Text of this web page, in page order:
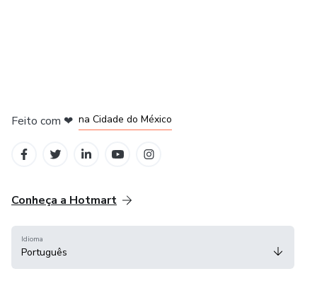
Feito com ❤ na Cidade do México
Conheça a Hotmart
Idioma
Português